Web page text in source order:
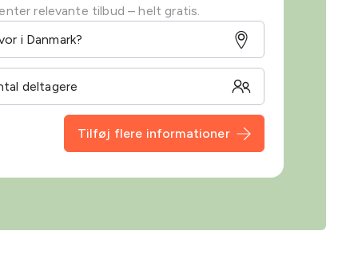
relevante tilbud – helt gratis.
Tilføj flere informationer